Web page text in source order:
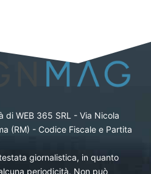
di WEB 365 SRL - Via Nicola
(RM) - Codice Fiscale e Partita
giornalistica, in quanto
periodicità. Non può